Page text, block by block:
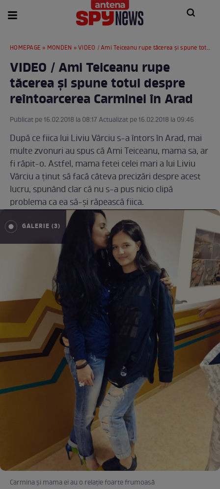
HOMEPAGE » MONDEN » VIDEO / Ami Teiceanu rupe tăcerea şi spune totul despre reîntoarcerea Carminei în Arad
VIDEO / Ami Teiceanu rupe
tăcerea şi spune totul despre
reîntoarcerea Carminei în Arad
Publicat pe 16.02.2018 la 08:17 Actualizat pe 16.02.2018 la 09:46
După ce fiica lui Liviu Vârciu s-a întors în Arad, mai
multe zvonuri au spus că Ami Teiceanu, mama sa, ar
fi răpit-o. Astfel, mama fetei celei mari a lui Liviu
Vârciu a ţinut să facă câteva precizări despre acest
lucru, spunând clar că nu s-a pus nicio clipă
problema ca ea să-şi răpească fiica.
GALERIE (3)
Carmina şi mama ei au o relaţie foarte frumoasă